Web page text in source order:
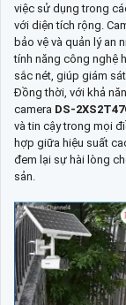
việc sử dụng trong
với diện tích rộng.
bảo vệ và quản lý an
tính năng công nghệ
sắc nét, giúp giám
Đồng thời, với khả
camera DS-
và tin cậy trong mọi
hợp giữa hiệu suất
đem lại sự hài lòng
sản.